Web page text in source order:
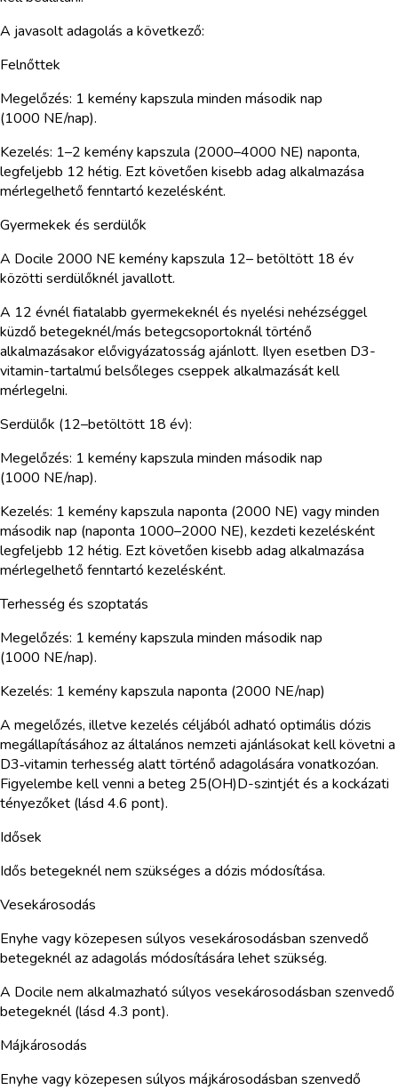
A javasolt adagolás a következő:
Felnőttek
Megelőzés: 1 kemény kapszula minden második nap
(1000 NE/nap).
Kezelés: 1–2 kemény kapszula (2000–4000 NE) naponta,
legfeljebb 12 hétig. Ezt követően kisebb adag alkalmazása
mérlegelhető fenntartó kezelésként.
Gyermekek és serdülők
A Docile 2000 NE kemény kapszula 12– betöltött 18 év
közötti serdülőknél javallott.
A 12 évnél fiatalabb gyermekeknél és nyelési nehézséggel
küzdő betegeknél/más betegcsoportoknál történő
alkalmazásakor elővigyázatosság ajánlott. Ilyen esetben D3-
vitamin-tartalmú belsőleges cseppek alkalmazását kell
mérlegelni.
Serdülők (12–betöltött 18 év):
Megelőzés: 1 kemény kapszula minden második nap
(1000 NE/nap).
Kezelés: 1 kemény kapszula naponta (2000 NE) vagy minden
második nap (naponta 1000–2000 NE), kezdeti kezelésként
legfeljebb 12 hétig. Ezt követően kisebb adag alkalmazása
mérlegelhető fenntartó kezelésként.
Terhesség és szoptatás
Megelőzés: 1 kemény kapszula minden második nap
(1000 NE/nap).
Kezelés: 1 kemény kapszula naponta (2000 NE/nap)
A megelőzés, illetve kezelés céljából adható optimális dózis
megállapításához az általános nemzeti ajánlásokat kell követni a
D3‑vitamin terhesség alatt történő adagolására vonatkozóan.
Figyelembe kell venni a beteg 25(OH)D-szintjét és a kockázati
tényezőket (lásd 4.6 pont).
Idősek
Idős betegeknél nem szükséges a dózis módosítása.
Vesekárosodás
Enyhe vagy közepesen súlyos vesekárosodásban szenvedő
betegeknél az adagolás módosítására lehet szükség.
A Docile nem alkalmazható súlyos vesekárosodásban szenvedő
betegeknél (lásd 4.3 pont).
Májkárosodás
Enyhe vagy közepesen súlyos májkárosodásban szenvedő